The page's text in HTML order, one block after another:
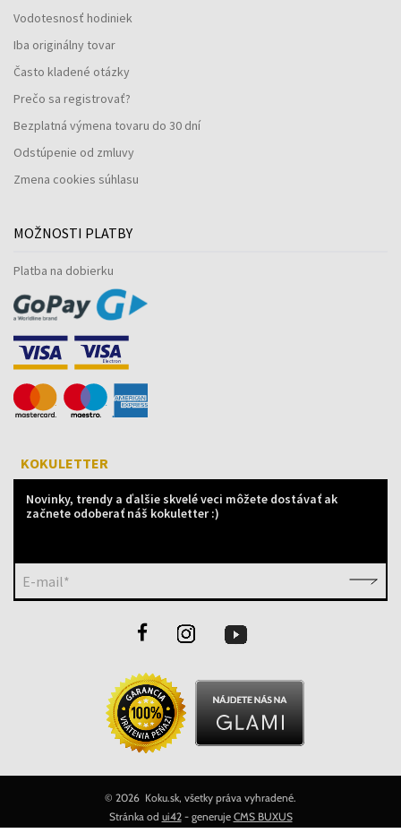
Vodotesnosť hodiniek
Iba originálny tovar
Často kladené otázky
Prečo sa registrovať?
Bezplatná výmena tovaru do 30 dní
Odstúpenie od zmluvy
Zmena cookies súhlasu
MOŽNOSTI PLATBY
Platba na dobierku
KOKULETTER
Novinky, trendy a ďalšie skvelé veci môžete dostávať ak
začnete odoberať náš kokuletter :)
E-mail*
© 2026 Koku.sk, všetky práva vyhradené.
Stránka od ui42- generuje CMS BUXUS